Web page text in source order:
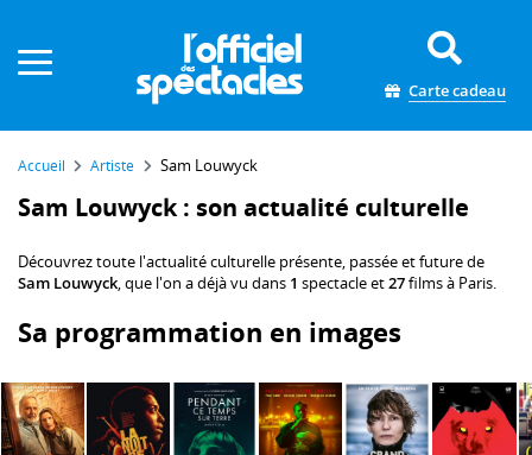
Carte cadeau
Accueil Artiste Sam Louwyck
Sam Louwyck : son actualité culturelle
Découvrez toute l'actualité culturelle présente, passée et future de
Sam Louwyck, que l'on a déjà vu dans 1 spectacle et27films à Paris.
Sa programmation en images